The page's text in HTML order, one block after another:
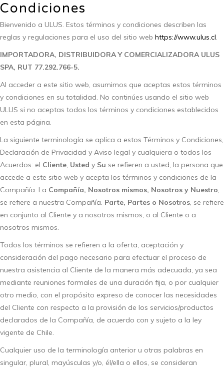
Condiciones
Bienvenido a ULUS. Estos términos y condiciones describen las
reglas y regulaciones para el uso del sitio web https://www.ulus.cl.
IMPORTADORA, DISTRIBUIDORA Y COMERCIALIZADORA ULUS
SPA, RUT 77.292.766-5.
Al acceder a este sitio web, asumimos que aceptas estos términos
y condiciones en su totalidad. No continúes usando el sitio web
ULUS si no aceptas todos los términos y condiciones establecidos
en esta página.
La siguiente terminología se aplica a estos Términos y Condiciones,
Declaración de Privacidad y Aviso legal y cualquiera o todos los
Acuerdos: el Cliente, Usted y Su se refieren a usted, la persona que
accede a este sitio web y acepta los términos y condiciones de la
Compañía. La Compañía, Nosotros mismos, Nosotros y Nuestro,
se refiere a nuestra Compañía. Parte, Partes o Nosotros, se refiere
en conjunto al Cliente y a nosotros mismos, o al Cliente o a
nosotros mismos.
Todos los términos se refieren a la oferta, aceptación y
consideración del pago necesario para efectuar el proceso de
nuestra asistencia al Cliente de la manera más adecuada, ya sea
mediante reuniones formales de una duración fija, o por cualquier
otro medio, con el propósito expreso de conocer las necesidades
del Cliente con respecto a la provisión de los servicios/productos
declarados de la Compañía, de acuerdo con y sujeto a la ley
vigente de Chile.
Cualquier uso de la terminología anterior u otras palabras en
singular, plural, mayúsculas y/o, él/ella o ellos, se consideran